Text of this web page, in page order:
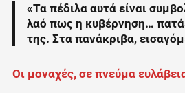
«Τα πέδιλα αυτά είναι
λαό πως η κυβέρνηση…
της. Στα πανάκριβα,
Οι μοναχές, σε πνεύμα